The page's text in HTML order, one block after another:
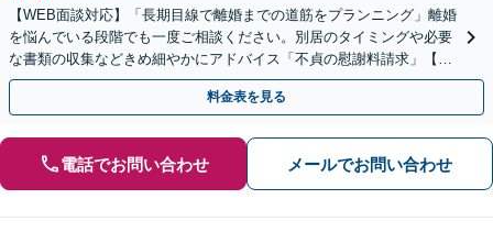
【WEB面談対応】「長期目線で離婚までの道筋をプランニング」離婚
を悩んでいる段階でも一度ご相談ください。別居のタイミングや必要
な書類の収集などきめ細やかにアドバイス「不貞の慰謝料請求」【休
日夜間相談可】【上本町から徒歩10秒】
料金表を見る
電話でお問い合わせ メールでお問い合わせ